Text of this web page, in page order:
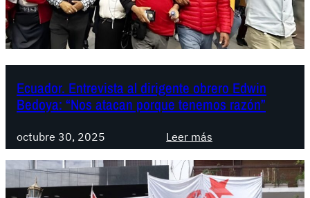
Ecuador. Entrevista al dirigente obrero Edwin
Bedoya: “Nos atacan porque tenemos razón”
octubre 30, 2025 Leer más
E
c
u